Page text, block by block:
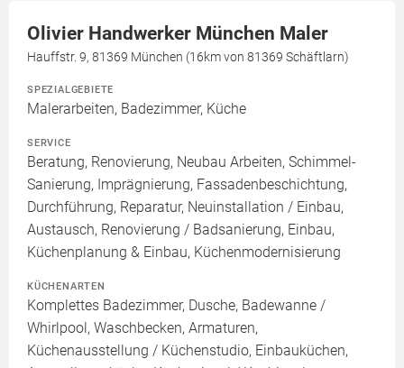
Olivier Handwerker München Maler
Hauffstr. 9, 81369 München (16km von 81369 Schäftlarn)
SPEZIALGEBIETE
Malerarbeiten, Badezimmer, Küche
SERVICE
Beratung, Renovierung, Neubau Arbeiten, Schimmel-
Sanierung, Imprägnierung, Fassadenbeschichtung,
Durchführung, Reparatur, Neuinstallation / Einbau,
Austausch, Renovierung / Badsanierung, Einbau,
Küchenplanung & Einbau, Küchenmodernisierung
KÜCHENARTEN
Komplettes Badezimmer, Dusche, Badewanne /
Whirlpool, Waschbecken, Armaturen,
Küchenausstellung / Küchenstudio, Einbauküchen,